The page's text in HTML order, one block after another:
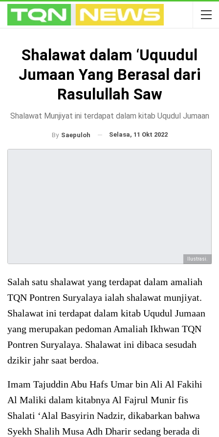
Shalawat dalam ‘Uquudul
Jumaan Yang Berasal dari
Rasulullah Saw
Shalawat Munjiyat ini terdapat dalam kitab Uqudul Jumaan
By Saepuloh Selasa, 11 Okt 2022
Ilustrasi.
Salah satu shalawat yang terdapat dalam amaliah
TQN Pontren Suryalaya ialah shalawat munjiyat.
Shalawat ini terdapat dalam kitab Uqudul Jumaan
yang merupakan pedoman Amaliah Ikhwan TQN
Pontren Suryalaya. Shalawat ini dibaca sesudah
dzikir jahr saat berdoa.
Imam Tajuddin Abu Hafs Umar bin Ali Al Fakihi
Al Maliki dalam kitabnya Al Fajrul Munir fis
Shalati ‘Alal Basyirin Nadzir, dikabarkan bahwa
Syekh Shalih Musa Adh Dharir sedang berada di